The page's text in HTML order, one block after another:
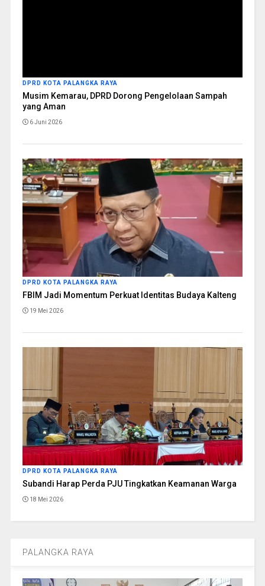
DPRD KOTA PALANGKA RAYA
Musim Kemarau, DPRD Dorong Pengelolaan Sampah
yang Aman
6 Juni 2026
DPRD KOTA PALANGKA RAYA
FBIM Jadi Momentum Perkuat Identitas Budaya Kalteng
19 Mei 2026
DPRD KOTA PALANGKA RAYA
Subandi Harap Perda PJU Tingkatkan Keamanan Warga
18 Mei 2026
PALANGKA RAYA